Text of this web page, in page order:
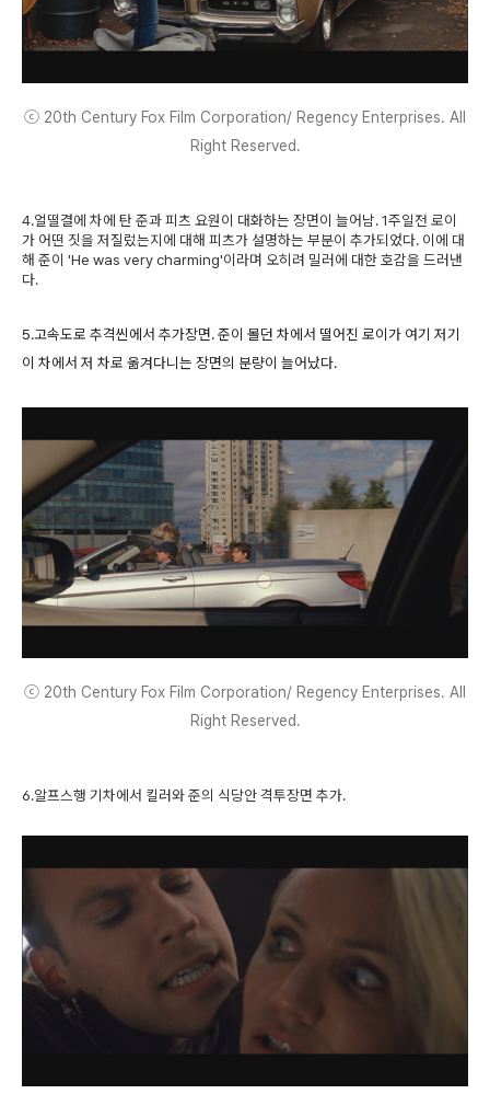
ⓒ 20th Century Fox Film Corporation/ Regency Enterprises. All
Right Reserved.
4.얼떨결에 차에 탄 준과 피츠 요원이 대화하는 장면이 늘어남. 1주일전 로이
가 어떤 짓을 저질렀는지에 대해 피츠가 설명하는 부분이 추가되었다. 이에 대
해 준이 'He was very charming'이라며 오히려 밀러에 대한 호감을 드러낸
다.
5.고속도로 추격씬에서 추가장면. 준이 몰던 차에서 떨어진 로이가 여기 저기
이 차에서 저 차로 옮겨다니는 장면의 분량이 늘어났다.
ⓒ 20th Century Fox Film Corporation/ Regency Enterprises. All
Right Reserved.
6.알프스행 기차에서 킬러와 준의 식당안 격투장면 추가.